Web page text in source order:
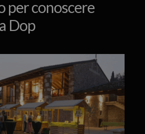
per conoscere
Dop